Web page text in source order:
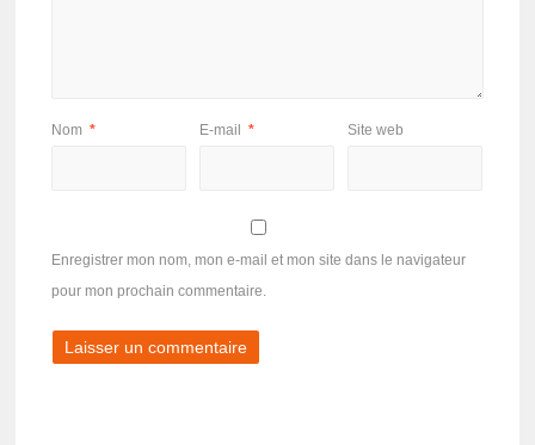
Nom * E-mail * Site web
Enregistrer mon nom, mon e-mail et mon site dans le navigateur
pour mon prochain commentaire.